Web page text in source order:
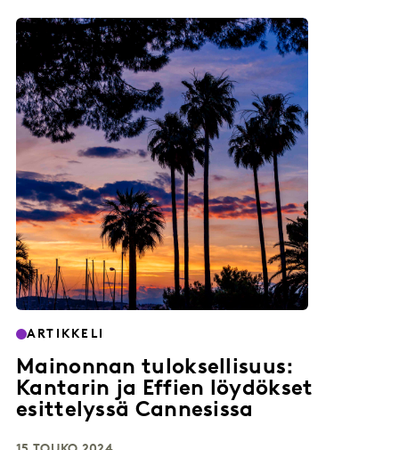
ARTIKKELI
Mainonnan tuloksellisuus:
Kantarin ja Effien löydökset
esittelyssä Cannesissa